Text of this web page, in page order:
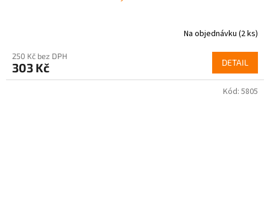
Na objednávku (2 ks)
250 Kč bez DPH
303 Kč DETAIL
Kód: 5805